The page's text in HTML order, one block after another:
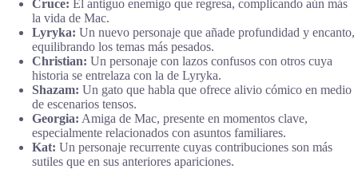
Cruce: El antiguo enemigo que regresa, complicando aún más
la vida de Mac.
Lyryka: Un nuevo personaje que añade profundidad y encanto,
equilibrando los temas más pesados.
Christian: Un personaje con lazos confusos con otros cuya
historia se entrelaza con la de Lyryka.
Shazam: Un gato que habla que ofrece alivio cómico en medio
de escenarios tensos.
Georgia: Amiga de Mac, presente en momentos clave,
especialmente relacionados con asuntos familiares.
Kat: Un personaje recurrente cuyas contribuciones son más
sutiles que en sus anteriores apariciones.